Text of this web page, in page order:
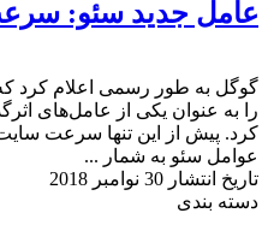
عامل جدید سئو:
گوگل به طور رسمی اعلام کرد
را به عنوان یکی از عامل‌های
کرد. پیش از این تنها سرعت
عوامل سئو به شمار ...
تاریخ انتشار 30 نوامبر 2018
دسته بندی